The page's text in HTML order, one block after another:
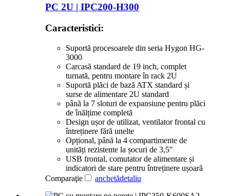
PC 2U | IPC200-H300
Caracteristici:
Suportă procesoarele din seria Hygon HG-
3000
Carcasă standard de 19 inch, complet
turnată, pentru montare în rack 2U
Suportă plăci de bază ATX standard și
surse de alimentare 2U standard
până la 7 sloturi de expansiune pentru plăci
de înălțime completă
Design ușor de utilizat, ventilator frontal cu
întreținere fără unelte
Opțional, până la 4 compartimente de
unități rezistente la șocuri de 3,5″
USB frontal, comutator de alimentare și
indicatori de stare pentru întreținere ușoară
Comparaţie
anchetădetaliu